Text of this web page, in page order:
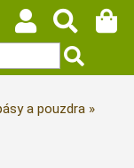
a pouzdra